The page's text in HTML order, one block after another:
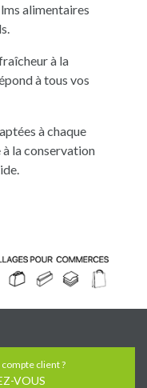
alimentaires
à la
à tous vos
à chaque
à la conservation
compte client ?
VOUS